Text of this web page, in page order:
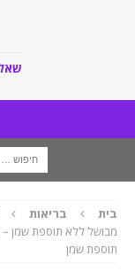
בית בריאות
מבושל ללא תוספת שמן –
תוספת שמן